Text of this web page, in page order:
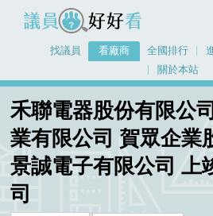
議員好好看
找議員 看廠商 全國排行
關於本站
禾聯電器股份有限公司 凱瑞電通企業有限公司
有限公司 上竣企業有限公司
禾聯電器股份有限公
業有限公司 賀眾企業
景誠電子有限公司 上
司